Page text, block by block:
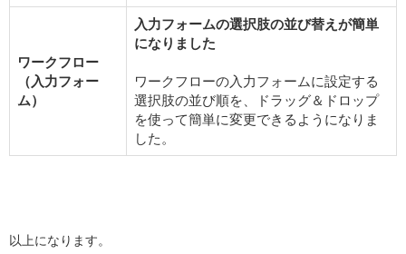
ワークフロー
（入力フォー
ム）
入力フォームの選択肢の並び替えが簡単
になりました
ワークフローの入力フォームに設定する
選択肢の並び順を、ドラッグ＆ドロップ
を使って簡単に変更できるようになりま
した。
以上になります。